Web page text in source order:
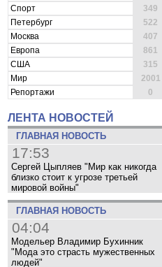
Спорт
349
Петербург
522
Москва
407
Европа
861
США
315
Мир
2001
Репортажи
0
ЛЕНТА НОВОСТЕЙ
ГЛАВНАЯ НОВОСТЬ
17:53
Сергей Цыпляев "Мир как никогда
близко стоит к угрозе третьей
мировой войны"
ГЛАВНАЯ НОВОСТЬ
04:04
Модельер Владимир Бухинник
"Мода это страсть мужественных
людей"